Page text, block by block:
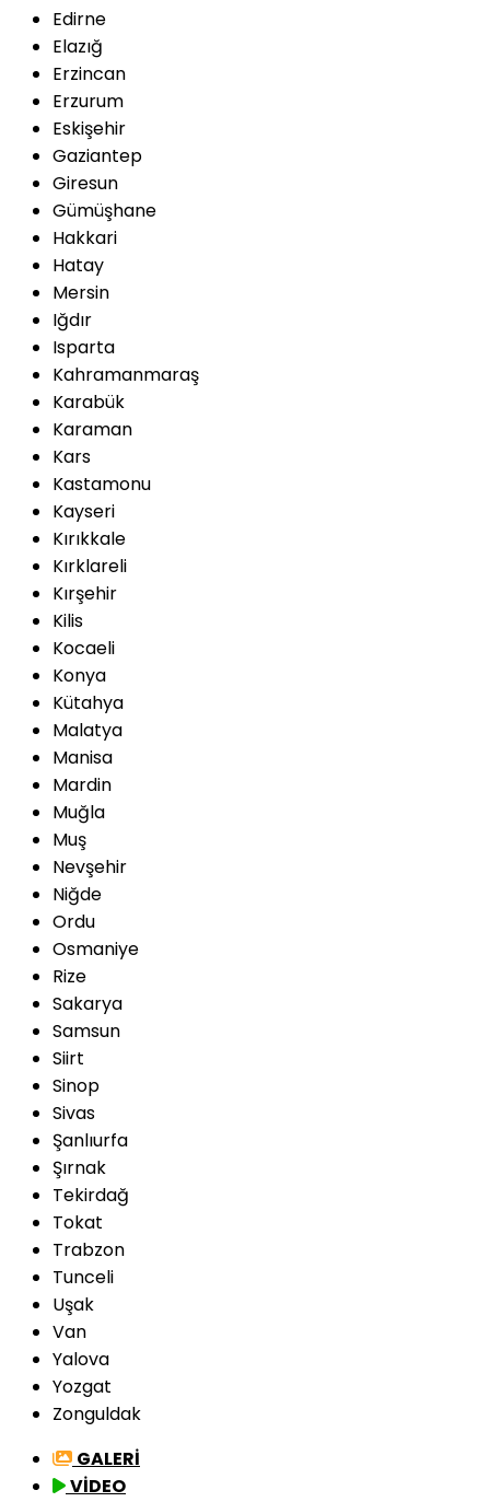
Edirne
Elazığ
Erzincan
Erzurum
Eskişehir
Gaziantep
Giresun
Gümüşhane
Hakkari
Hatay
Mersin
Iğdır
Isparta
Kahramanmaraş
Karabük
Karaman
Kars
Kastamonu
Kayseri
Kırıkkale
Kırklareli
Kırşehir
Kilis
Kocaeli
Konya
Kütahya
Malatya
Manisa
Mardin
Muğla
Muş
Nevşehir
Niğde
Ordu
Osmaniye
Rize
Sakarya
Samsun
Siirt
Sinop
Sivas
Şanlıurfa
Şırnak
Tekirdağ
Tokat
Trabzon
Tunceli
Uşak
Van
Yalova
Yozgat
Zonguldak
GALERİ
VİDEO